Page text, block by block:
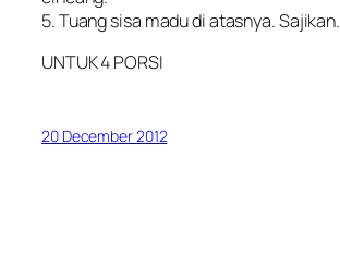
5. Tuang sisa madu di atasnya. Sajikan.
UNTUK 4 PORSI
20 December 2012